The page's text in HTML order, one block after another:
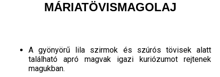
MÁRIATÖVISMAGOLAJ
A gyönyörű lila szirmok és szúrós tövisek alatt
található apró magvak igazi kuriózumot rejtenek
magukban.